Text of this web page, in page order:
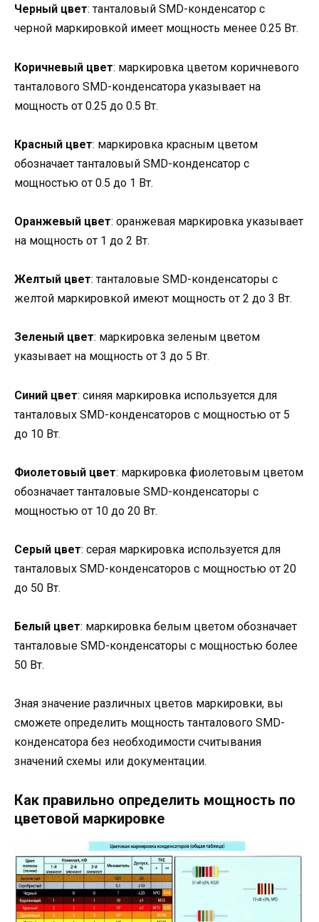
Черный цвет: танталовый SMD-конденсатор с
черной маркировкой имеет мощность менее 0.25 Вт.
Коричневый цвет: маркировка цветом коричневого
танталового SMD-конденсатора указывает на
мощность от 0.25 до 0.5 Вт.
Красный цвет: маркировка красным цветом
обозначает танталовый SMD-конденсатор с
мощностью от 0.5 до 1 Вт.
Оранжевый цвет: оранжевая маркировка указывает
на мощность от 1 до 2 Вт.
Желтый цвет: танталовые SMD-конденсаторы с
желтой маркировкой имеют мощность от 2 до 3 Вт.
Зеленый цвет: маркировка зеленым цветом
указывает на мощность от 3 до 5 Вт.
Синий цвет: синяя маркировка используется для
танталовых SMD-конденсаторов с мощностью от 5
до 10 Вт.
Фиолетовый цвет: маркировка фиолетовым цветом
обозначает танталовые SMD-конденсаторы с
мощностью от 10 до 20 Вт.
Серый цвет: серая маркировка используется для
танталовых SMD-конденсаторов с мощностью от 20
до 50 Вт.
Белый цвет: маркировка белым цветом обозначает
танталовые SMD-конденсаторы с мощностью более
50 Вт.
Зная значение различных цветов маркировки, вы
сможете определить мощность танталового SMD-
конденсатора без необходимости считывания
значений схемы или документации.
Как правильно определить мощность по
цветовой маркировке